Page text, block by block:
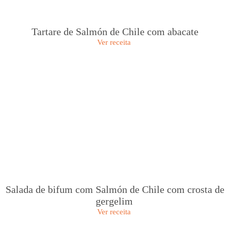
Tartare de Salmón de Chile com abacate
Ver receita
Salada de bifum com Salmón de Chile com crosta de
gergelim
Ver receita